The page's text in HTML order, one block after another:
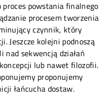
powstania finalnego
procesem tworzenia
czynnik, który
Jeszcze kolejni podnoszą
sekwencją działań
lub nawet filozofii.
proponujemy
łańcucha dostaw.